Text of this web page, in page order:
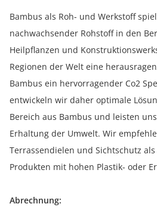
Bambus als Roh- und Werkstoff
nachwachsender Rohstoff in den
Heilpflanzen und
Regionen der Welt eine
Bambus ein hervorragender Co2
entwickeln wir daher optimale
Bereich aus Bambus und leisten
Erhaltung der Umwelt. Wir
Terrassendielen und Sichtschutz
Produkten mit hohen Plastik- oder
Abrechnung: